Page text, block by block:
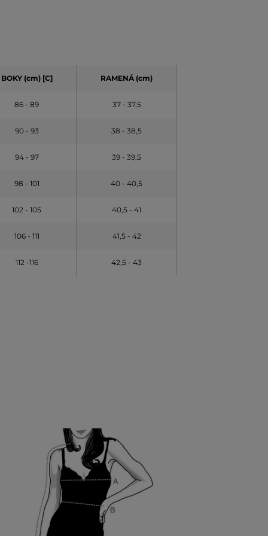
BOKY (cm) [C] RAMENÁ (cm)
86 - 89 37 - 37,5
90 - 93 38 - 38,5
94 - 97 39 - 39,5
98 - 101 40 - 40,5
102 - 105 40,5 - 41
106 - 111 41,5 - 42
112 -116 42,5 - 43